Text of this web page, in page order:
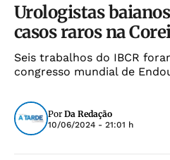
Urologistas
casos raros na
Seis trabalhos do IBCR
congresso mundial de
Por Da Redação
10/06/2024 - 21:01 h